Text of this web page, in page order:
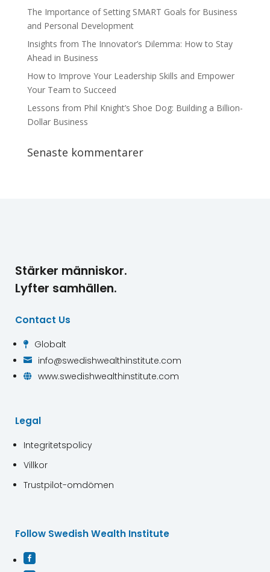
The Importance of Setting SMART Goals for Business
and Personal Development
Insights from The Innovator’s Dilemma: How to Stay
Ahead in Business
How to Improve Your Leadership Skills and Empower
Your Team to Succeed
Lessons from Phil Knight’s Shoe Dog: Building a Billion-
Dollar Business
Senaste kommentarer
Stärker människor.
Lyfter samhällen.
Contact Us
 Globalt
 info@swedishwealthinstitute.com
 www.swedishwealthinstitute.com
Legal
Integritetspolicy
Villkor
Trustpilot-omdömen
Follow Swedish Wealth Institute
